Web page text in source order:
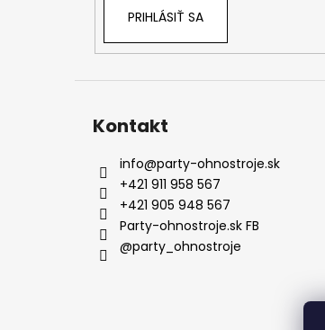
PRIHLÁSIŤ SA
Kontakt
info@party-ohnostroje.sk
+421 911 958 567
+421 905 948 567
Party-ohnostroje.sk FB
@party_ohnostroje